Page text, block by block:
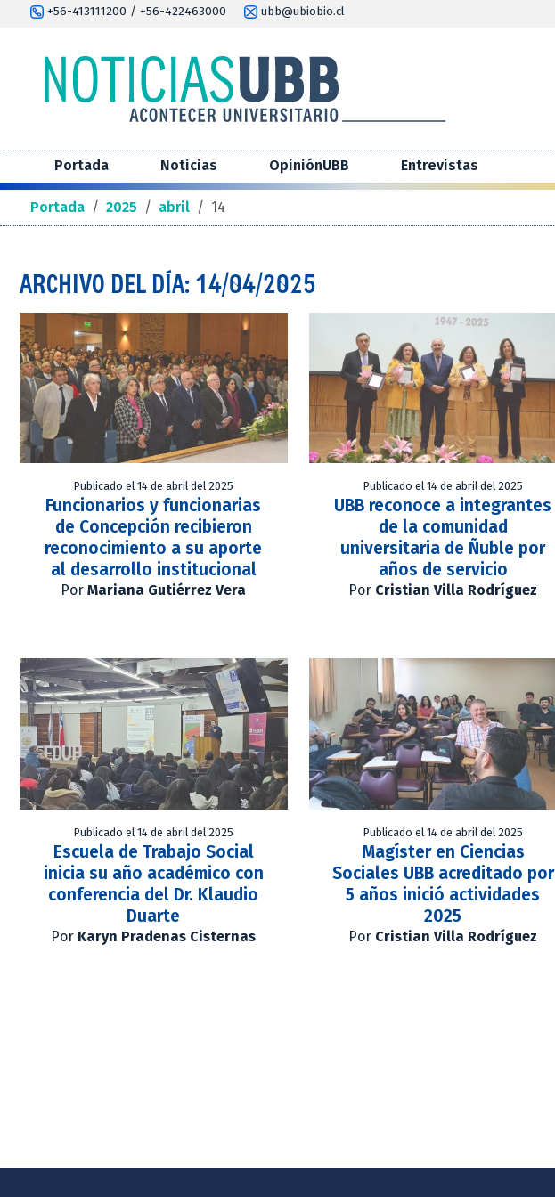
+56-413111200 / +56-422463000 ubb@ubiobio.cl
Portada Noticias OpiniónUBB Entrevistas
Portada / 2025 / abril / 14
ARCHIVO DEL DÍA: 14/04/2025
Publicado el 14 de abril del 2025
Funcionarios y funcionarias
de Concepción recibieron
reconocimiento a su aporte
al desarrollo institucional
PorMariana Gutiérrez Vera
Publicado el 14 de abril del 2025
UBB reconoce a integrantes
de la comunidad
universitaria de Ñuble por
años de servicio
Por Cristian Villa Rodríguez
Publicado el 14 de abril del 2025
Escuela de Trabajo Social
inicia su año académico con
conferencia del Dr. Klaudio
Duarte
Por Karyn Pradenas Cisternas
Publicado el 14 de abril del 2025
Magíster en Ciencias
Sociales UBB acreditado por
5 años inició actividades
2025
Por Cristian Villa Rodríguez